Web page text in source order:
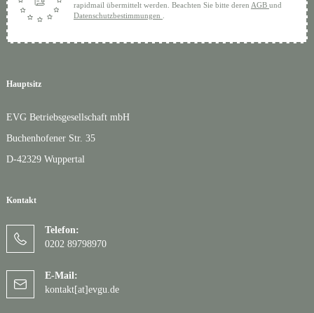
Hauptsitz
EVG Betriebsgesellschaft mbH
Buchenhofener Str. 35
D-42329 Wuppertal
Kontakt
Telefon:
0202 89798970
E-Mail:
kontakt[at]evgu.de
rapidmail übermittelt werden. Beachten Sie bitte deren AGB und
Datenschutzbestimmungen